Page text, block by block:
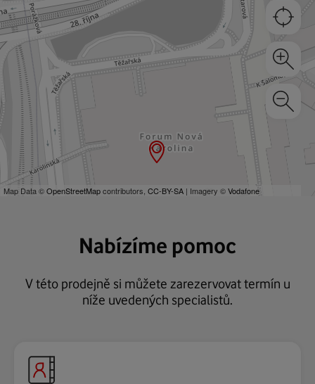
Map Data ©OpenStreetMapcontributors, CC-BY-SA | Imagery ©Vodafone
Nabízíme pomoc
V této prodejně si můžete zarezervovat termín u
níže uvedených specialistů.